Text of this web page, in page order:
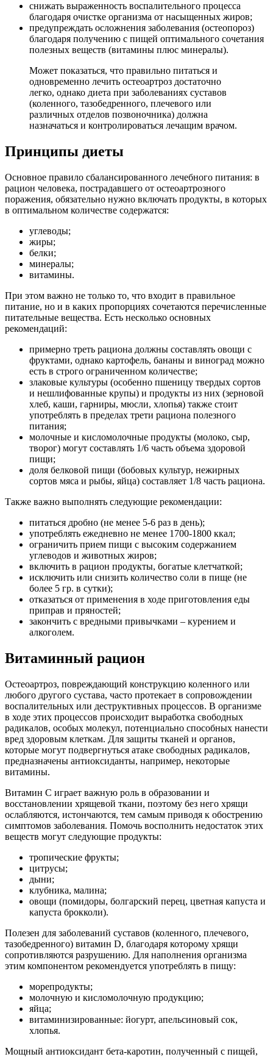
снижать выраженность воспалительного процесса
благодаря очистке организма от насыщенных жиров;
предупреждать осложнения заболевания (остеопороз)
благодаря получению с пищей оптимального сочетания
полезных веществ (витамины плюс минералы).
Может показаться, что правильно питаться и
одновременно лечить остеоартроз достаточно
легко, однако диета при заболеваниях суставов
(коленного, тазобедренного, плечевого или
различных отделов позвоночника) должна
назначаться и контролироваться лечащим врачом.
Принципы диеты
Основное правило сбалансированного лечебного питания: в
рацион человека, пострадавшего от остеоартрозного
поражения, обязательно нужно включать продукты, в которых
в оптимальном количестве содержатся:
углеводы;
жиры;
белки;
минералы;
витамины.
При этом важно не только то, что входит в правильное
питание, но и в каких пропорциях сочетаются перечисленные
питательные вещества. Есть несколько основных
рекомендаций:
примерно треть рациона должны составлять овощи с
фруктами, однако картофель, бананы и виноград можно
есть в строго ограниченном количестве;
злаковые культуры (особенно пшеницу твердых сортов
и нешлифованные крупы) и продукты из них (зерновой
хлеб, каши, гарниры, мюсли, хлопья) также стоит
употреблять в пределах трети рациона полезного
питания;
молочные и кисломолочные продукты (молоко, сыр,
творог) могут составлять 1/6 часть объема здоровой
пищи;
доля белковой пищи (бобовых культур, нежирных
сортов мяса и рыбы, яйца) составляет 1/8 часть рациона.
Также важно выполнять следующие рекомендации:
питаться дробно (не менее 5-6 раз в день);
употреблять ежедневно не менее 1700-1800 ккал;
ограничить прием пищи с высоким содержанием
углеводов и животных жиров;
включить в рацион продукты, богатые клетчаткой;
исключить или снизить количество соли в пище (не
более 5 гр. в сутки);
отказаться от применения в ходе приготовления еды
приправ и пряностей;
закончить с вредными привычками – курением и
алкоголем.
Витаминный рацион
Остеоартроз, повреждающий конструкцию коленного или
любого другого сустава, часто протекает в сопровождении
воспалительных или деструктивных процессов. В организме
в ходе этих процессов происходит выработка свободных
радикалов, особых молекул, потенциально способных нанести
вред здоровым клеткам. Для защиты тканей и органов,
которые могут подвергнуться атаке свободных радикалов,
предназначены антиоксиданты, например, некоторые
витамины.
Витамин С играет важную роль в образовании и
восстановлении хрящевой ткани, поэтому без него хрящи
ослабляются, истончаются, тем самым приводя к обострению
симптомов заболевания. Помочь восполнить недостаток этих
веществ могут следующие продукты:
тропические фрукты;
цитрусы;
дыни;
клубника, малина;
овощи (помидоры, болгарский перец, цветная капуста и
капуста брокколи).
Полезен для заболеваний суставов (коленного, плечевого,
тазобедренного) витамин D, благодаря которому хрящи
сопротивляются разрушению. Для наполнения организма
этим компонентом рекомендуется употреблять в пищу:
морепродукты;
молочную и кисломолочную продукцию;
яйца;
витаминизированные: йогурт, апельсиновый сок,
хлопья.
Мощный антиоксидант бета-каротин, полученный с пищей,